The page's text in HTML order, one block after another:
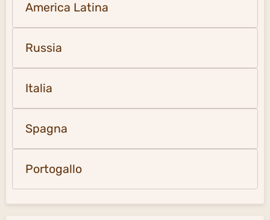
America Latina
Russia
Italia
Spagna
Portogallo